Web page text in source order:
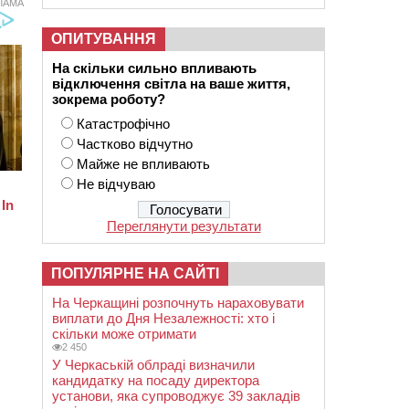
ОПИТУВАННЯ
На скільки сильно впливають
відключення світла на ваше життя,
зокрема роботу?
Катастрофічно
Частково відчутно
Майже не впливають
Не відчуваю
Переглянути результати
ПОПУЛЯРНЕ НА САЙТІ
На Черкащині розпочнуть нараховувати
виплати до Дня Незалежності: хто і
скільки може отримати
2 450
У Черкаській облраді визначили
кандидатку на посаду директора
установи, яка супроводжує 39 закладів